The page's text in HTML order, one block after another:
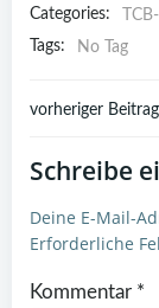
Categories:
Tags:
No Tag
Post
vorheriger Beitrag
Schreibe
Deine E-Mail-
Erforderliche
Kommentar *